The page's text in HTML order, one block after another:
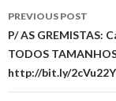
Post
navigation
PREVIOUS POST
P/ AS GREMISTAS:
TODOS
http://bit.ly/2cVu22Y